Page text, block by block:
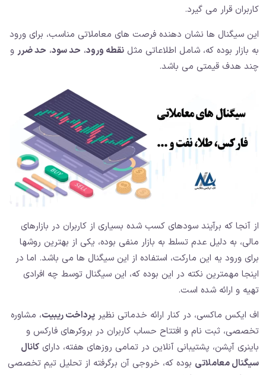
کاربران قرار می گیرد.
این سیگنال ها نشان دهنده فرصت های معاملاتی مناسب، برای ورود
به بازار بوده که، شامل اطلاعاتی مثل نقطه ورود، حد سود، حد ضرر و
چند هدف قیمتی می باشد.
از آنجا که برآیند سودهای کسب شده بسیاری از کاربران در بازارهای
مالی، به دلیل عدم تسلط به بازار منفی بوده، یکی از بهترین روشها
برای ورود یه این مارکت، استفاده از این سیگنال ها می باشد. اما در
اینجا مهمترین نکته در این بوده که، این سیگنال توسط چه افرادی
تهیه و ارائه شده است.
اف ایکس ماکسی، در کنار ارائه خدماتی نظیر پرداخت ریبیت، مشاوره
تخصصی، ثبت نام و افتتاح حساب کاربران در بروکرهای فارکس و
باینری آپشن، پشتیبانی آنلاین در تمامی روزهای هفته، دارای کانال
سیگنال معاملاتی بوده که، خروجی آن برگرفته از تحلیل تیم تخصصی